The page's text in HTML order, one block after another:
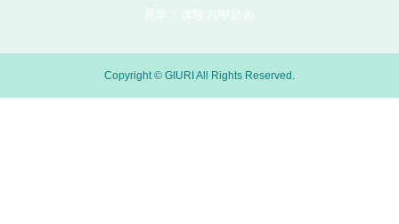
見学・体験お申込み
Copyright © GIURI All Rights Reserved.